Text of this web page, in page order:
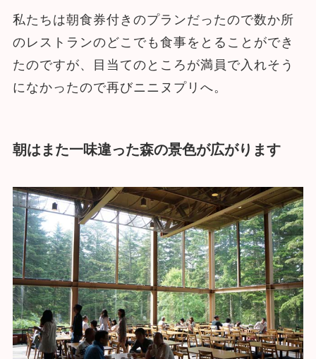
私たちは朝食券付きのプランだったので数か所
のレストランのどこでも食事をとることができ
たのですが、目当てのところが満員で入れそう
になかったので再びニニヌプリへ。
朝はまた一味違った森の景色が広がります